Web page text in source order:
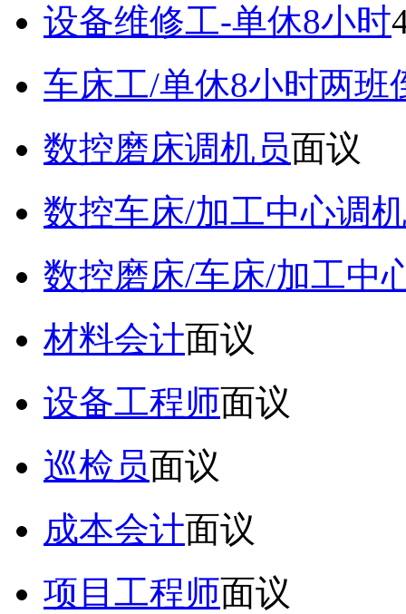
设备维修工-单休8小时
车床工/单休8小时两班
数控磨床调机员面议
数控车床/加工中心调
数控磨床/车床/加工中
材料会计面议
设备工程师面议
巡检员面议
成本会计面议
项目工程师面议